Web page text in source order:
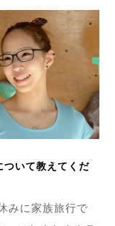
ついて教えてくだ
みに家族旅行で